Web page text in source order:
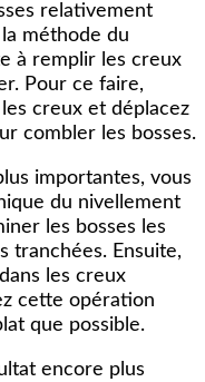
relativement
méthode du
à remplir les creux
Pour ce faire,
creux et déplacez
combler les bosses.
importantes, vous
du nivellement
les bosses les
tranchées. Ensuite,
les creux
cette opération
que possible.
encore plus